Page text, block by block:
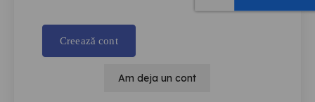
Creează cont
Am deja un cont